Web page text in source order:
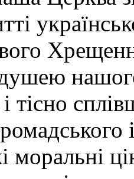
тісно
моральні